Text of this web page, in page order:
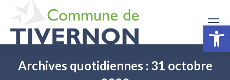
Archives quotidiennes : 31 octobre